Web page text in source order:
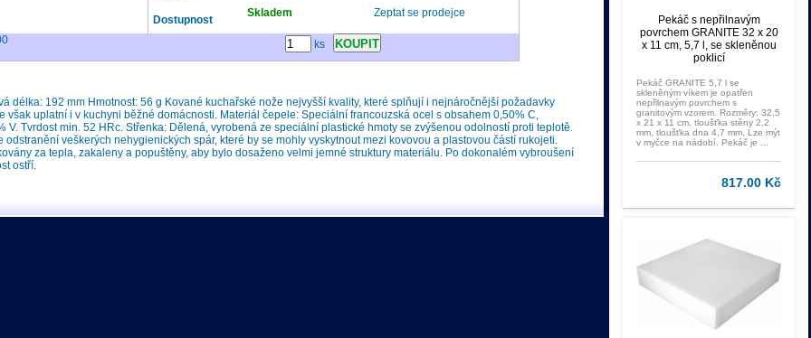
Dostupnost
Skladem Zeptat se prodejce
ks
délka: 192 mm Hmotnost: 56 g Kované kuchařské nože nejvyšší kvality, které splňují i nejnáročnější požadavky
však uplatní i v kuchyni běžné domácnosti. Materiál čepele: Speciální francouzská ocel s obsahem 0,50% C,
V. Tvrdost min. 52 HRc. Střenka: Dělená, vyrobená ze speciální plastické hmoty se zvýšenou odolností proti teplotě.
odstranění veškerých nehygienických spár, které by se mohly vyskytnout mezi kovovou a plastovou částí rukojeti.
za tepla, zakaleny a popuštěny, aby bylo dosaženo velmi jemné struktury materiálu. Po dokonalém vybroušení
ostří.
Pekáč s nepřilnavým
povrchem GRANITE 32 x 20
x 11 cm, 5,7 l, se skleněnou
poklicí
Pekáč GRANITE 5,7 l se
skleněným víkem je opatřen
nepřilnavým povrchem s
granitovým vzorem. Rozměry: 32,5
x 21 x 11 cm, tloušťka stěny 2,2
mm, tloušťka dna 4,7 mm, Lze mýt
v myčce na nádobí. Pekáč je ...
817.00 Kč